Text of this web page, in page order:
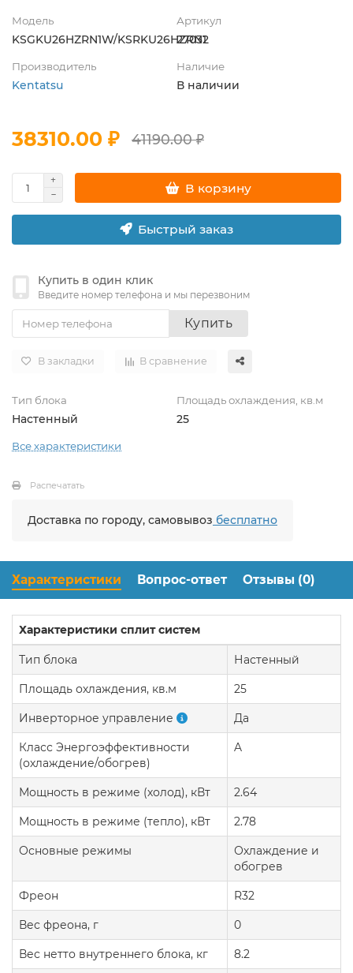
Модель
KSGKU26HZRN1W/KSRKU26HZRN1
Артикул
27032
Производитель
Kentatsu
Наличие
В наличии
38310.00 ₽ 41190.00 ₽
В корзину
Быстрый заказ
Купить в один клик
Введите номер телефона и мы перезвоним
Купить
В закладки В сравнение
Тип блока
Настенный
Площадь охлаждения, кв.м
25
Все характеристики
Распечатать
Доставка по городу, самовывоз бесплатно
Характеристики Вопрос-ответ Отзывы (0)
Характеристики сплит систем
Тип блока Настенный
Площадь охлаждения, кв.м 25
Инверторное управление Да
Класс Энергоэффективности
(охлаждение/обогрев)
A
Мощность в режиме (холод), кВт 2.64
Мощность в режиме (тепло), кВт 2.78
Основные режимы
Охлаждение и
обогрев
Фреон R32
Вес фреона, г 0
Вес нетто внутреннего блока, кг 8.2